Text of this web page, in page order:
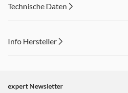
Smartphone legen.
Technische Daten
Info Hersteller
"Marketing".
expert Newsletter